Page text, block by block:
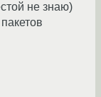
не знаю)